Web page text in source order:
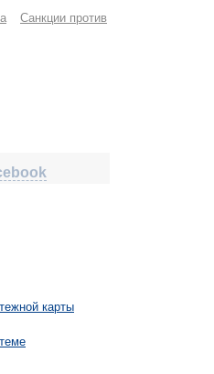
Санкции против
карты